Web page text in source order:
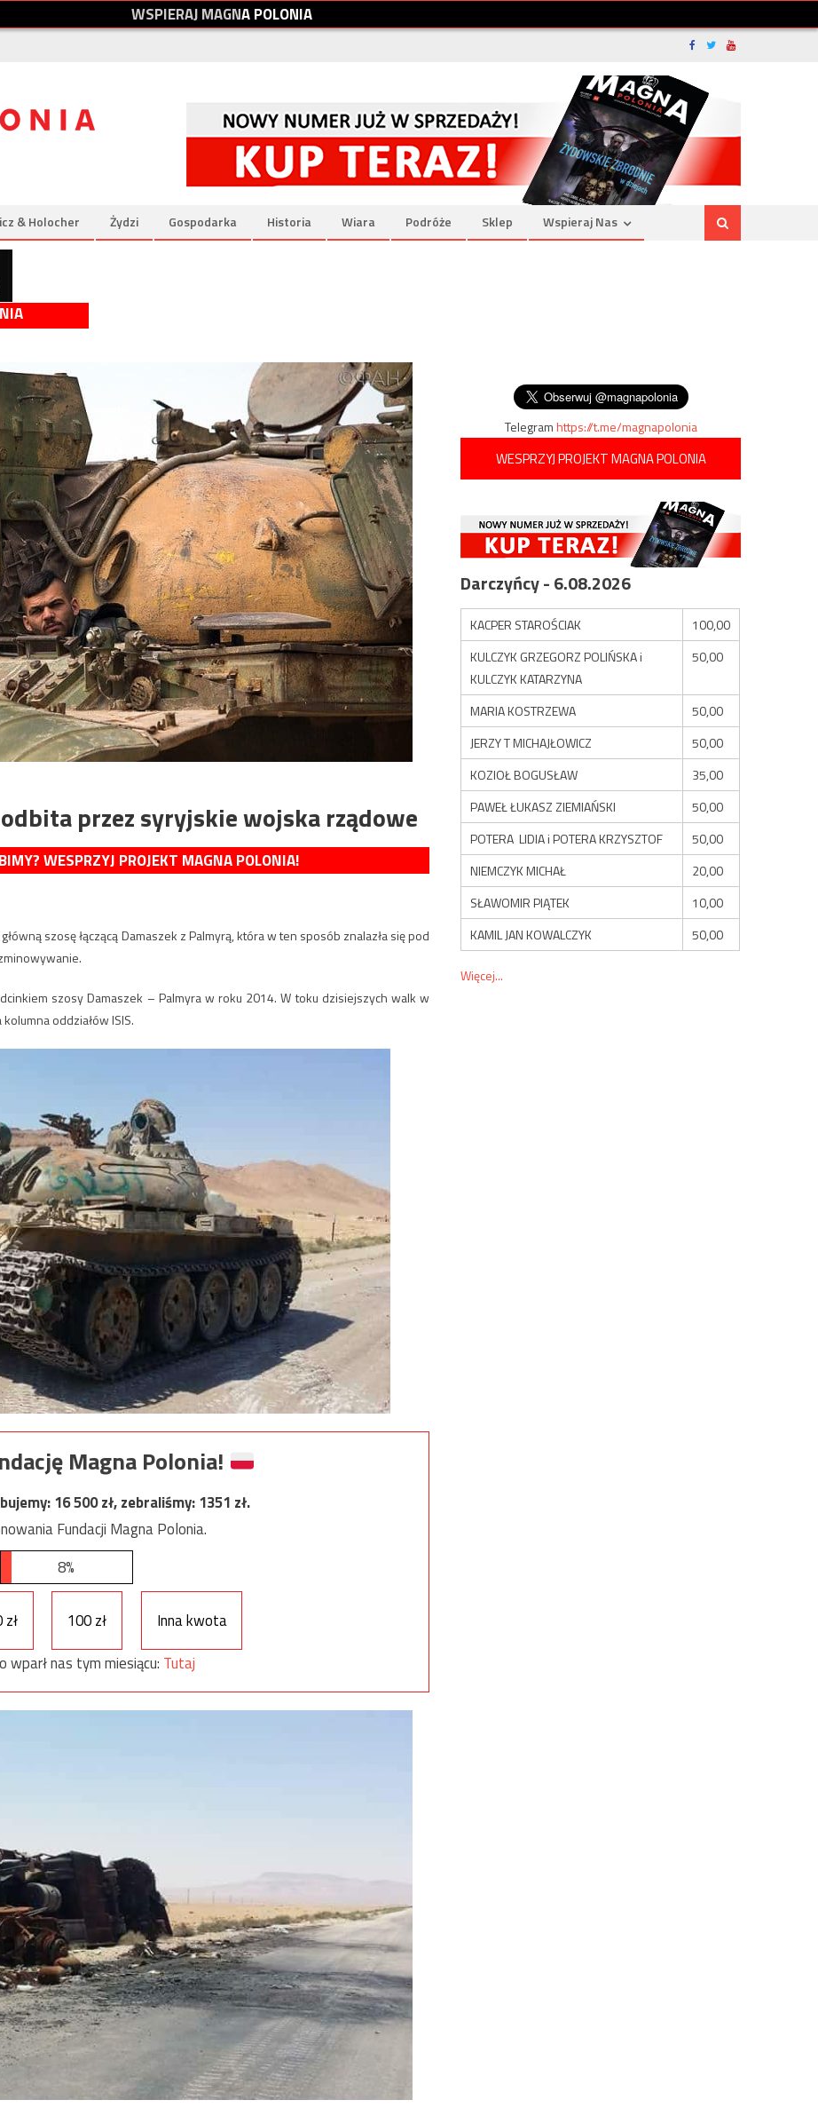
WSPIERAJMAGNAPOLONIA
& Holocher Żydzi Gospodarka Historia Wiara Podróże Sklep Wspieraj Nas
przez syryjskie wojska rządowe
WESPRZYJ PROJEKT MAGNA POLONIA!
szosę łączącą Damaszek z Palmyrą, która w ten sposób znalazła się pod
szosy Damaszek – Palmyra w roku 2014. W toku dzisiejszych walk w
oddziałów ISIS.
Magna Polonia!
16 500zł, zebraliśmy:1351 zł.
Fundacji Magna Polonia.
8%
zł 100 zł
Inna kwota
wparł nas tym miesiącu: Tutaj
Telegramhttps://t.me/magnapolonia
WESPRZYJ PROJEKT MAGNA POLONIA
Darczyńcy - 6.08.2026
KACPER STAROŚCIAK
100,00
KULCZYK GRZEGORZ POLIŃSKA i
KULCZYK KATARZYNA
50,00
MARIA KOSTRZEWA
50,00
JERZY T MICHAJŁOWICZ
50,00
KOZIOŁ BOGUSŁAW
35,00
PAWEŁ ŁUKASZ ZIEMIAŃSKI
50,00
POTERA LIDIA i POTERA KRZYSZTOF
50,00
NIEMCZYK MICHAŁ
20,00
SŁAWOMIR PIĄTEK
10,00
KAMIL JAN KOWALCZYK
50,00
Więcej...